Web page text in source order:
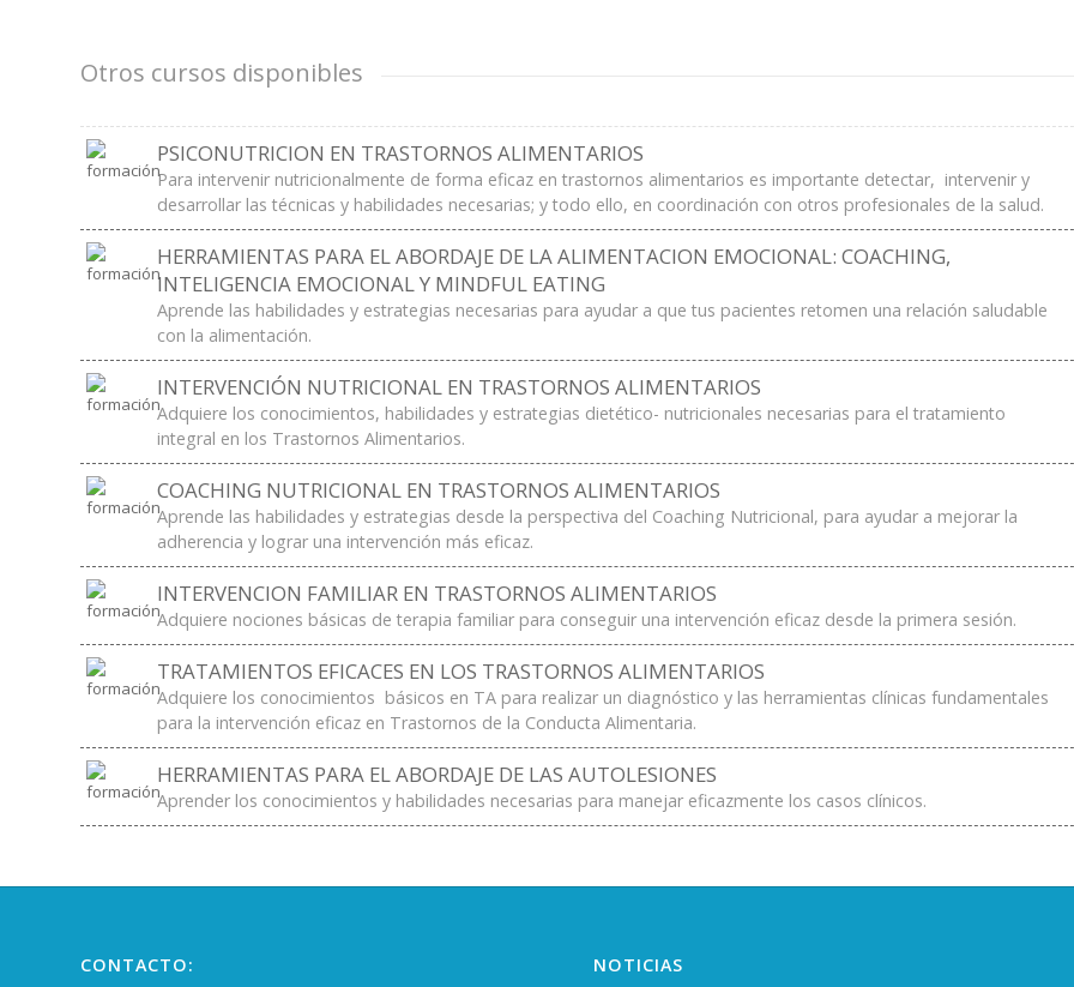
Otros cursos disponibles
PSICONUTRICION EN TRASTORNOS ALIMENTARIOS
Para intervenir nutricionalmente de forma eficaz en trastornos alimentarios es importante detectar, intervenir y
desarrollar las técnicas y habilidades necesarias; y todo ello, en coordinación con otros profesionales de la salud.
HERRAMIENTAS PARA EL ABORDAJE DE LA ALIMENTACION EMOCIONAL: COACHING,
INTELIGENCIA EMOCIONAL Y MINDFUL EATING
Aprende las habilidades y estrategias necesarias para ayudar a que tus pacientes retomen una relación saludable
con la alimentación.
INTERVENCIÓN NUTRICIONAL EN TRASTORNOS ALIMENTARIOS
Adquiere los conocimientos, habilidades y estrategias dietético- nutricionales necesarias para el tratamiento
integral en los Trastornos Alimentarios.
COACHING NUTRICIONAL EN TRASTORNOS ALIMENTARIOS
Aprende las habilidades y estrategias desde la perspectiva del Coaching Nutricional, para ayudar a mejorar la
adherencia y lograr una intervención más eficaz.
INTERVENCION FAMILIAR EN TRASTORNOS ALIMENTARIOS
Adquiere nociones básicas de terapia familiar para conseguir una intervención eficaz desde la primera sesión.
TRATAMIENTOS EFICACES EN LOS TRASTORNOS ALIMENTARIOS
Adquiere los conocimientos básicos en TA para realizar un diagnóstico y las herramientas clínicas fundamentales
para la intervención eficaz en Trastornos de la Conducta Alimentaria.
HERRAMIENTAS PARA EL ABORDAJE DE LAS AUTOLESIONES
Aprender los conocimientos y habilidades necesarias para manejar eficazmente los casos clínicos.
CONTACTO: NOTICIAS